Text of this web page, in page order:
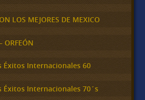
LOS MEJORES DE MEXICO
ORFEÓN
Éxitos Internacionales 60
Éxitos Internacionales 70´s